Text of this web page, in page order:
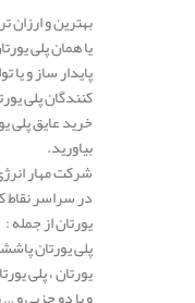
بهترین و ارزان
یا همان پلی
پایدار ساز و یا
کنندگان پلی
خرید عایق پلی
بیاورید.
شرکت مهار
در سراسر نقاط
یورتان از جمله :
پلی یورتان
یورتان ، پلی